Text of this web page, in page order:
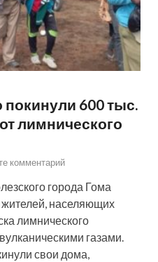
покинули 600 тыс.
лимнического
комментарий
города Гома
жителей, населяющих
лимнического
газами.
свои дома,